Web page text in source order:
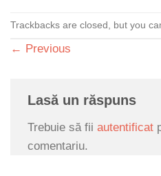
Trackbacks are closed, but you
← Previous
Lasă un răspuns
Trebuie să fii autentificat
comentariu.